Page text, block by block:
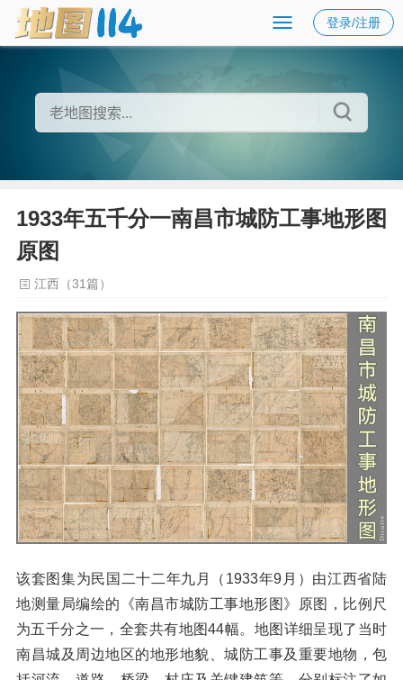
登录/注册
1933年五千分一南昌市城防工事地形图
原图
江西（31篇）
该套图集为民国二十二年九月（1933年9月）由江西省陆
地测量局编绘的《南昌市城防工事地形图》原图，比例尺
为五千分之一，全套共有地图44幅。地图详细呈现了当时
南昌城及周边地区的地形地貌、城防工事及重要地物，包